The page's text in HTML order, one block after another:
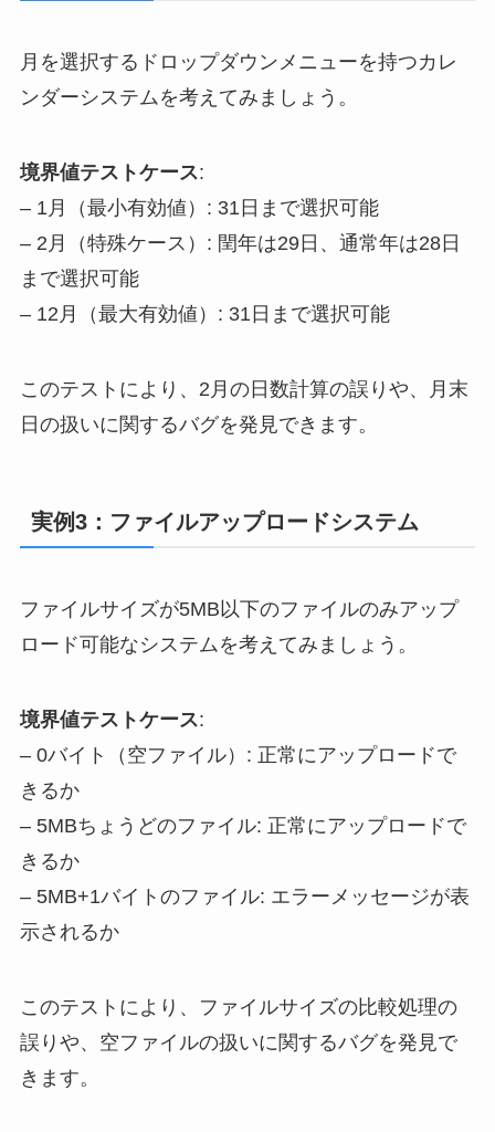
月を選択するドロップダウンメニューを持つカレ
ンダーシステムを考えてみましょう。
境界値テストケース:
– 1月（最小有効値）: 31日まで選択可能
– 2月（特殊ケース）: 閏年は29日、通常年は28日
まで選択可能
– 12月（最大有効値）: 31日まで選択可能
このテストにより、2月の日数計算の誤りや、月末
日の扱いに関するバグを発見できます。
実例3：ファイルアップロードシステム
ファイルサイズが5MB以下のファイルのみアップ
ロード可能なシステムを考えてみましょう。
境界値テストケース:
– 0バイト（空ファイル）: 正常にアップロードで
きるか
– 5MBちょうどのファイル: 正常にアップロードで
きるか
– 5MB+1バイトのファイル: エラーメッセージが表
示されるか
このテストにより、ファイルサイズの比較処理の
誤りや、空ファイルの扱いに関するバグを発見で
きます。